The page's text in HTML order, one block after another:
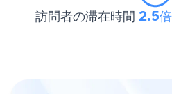
訪問者の滞在時間 2.5